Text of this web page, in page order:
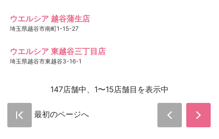
ウエルシア 越谷蒲生店
埼玉県越谷市南町1-15-27
ウエルシア 東越谷三丁目店
埼玉県越谷市東越谷3-16-1
147店舗中、1〜15店舗目を表示中
最初のページへ